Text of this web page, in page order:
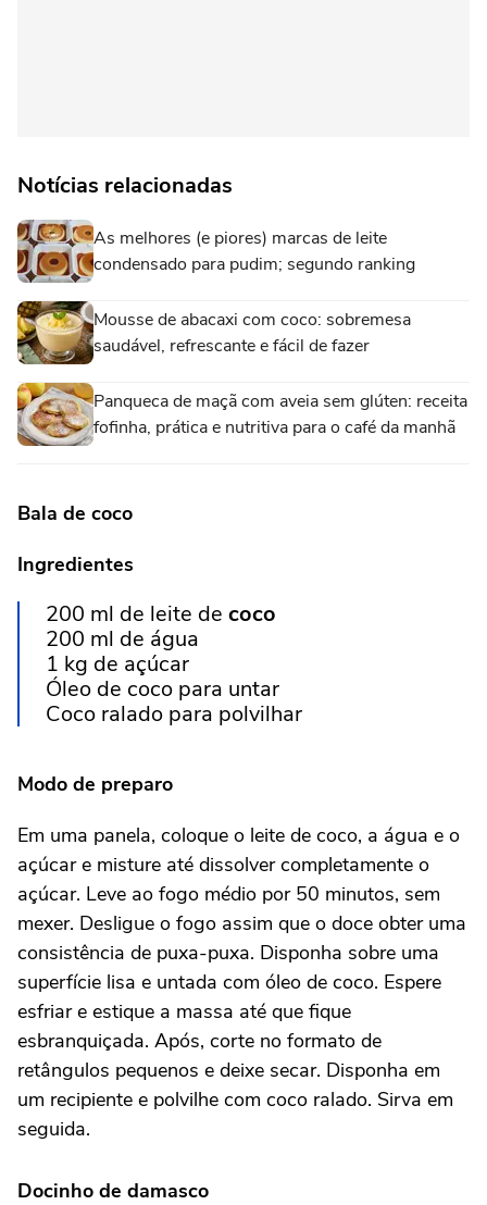
Notícias relacionadas
As melhores (e piores) marcas de leite
condensado para pudim; segundo ranking
Mousse de abacaxi com coco: sobremesa
saudável, refrescante e fácil de fazer
Panqueca de maçã com aveia sem glúten: receita
fofinha, prática e nutritiva para o café da manhã
Bala de coco
Ingredientes
200 ml de leite de coco
200 ml de água
1 kg de açúcar
Óleo de coco para untar
Coco ralado para polvilhar
Modo de preparo
Em uma panela, coloque o leite de coco, a água e o
açúcar e misture até dissolver completamente o
açúcar. Leve ao fogo médio por 50 minutos, sem
mexer. Desligue o fogo assim que o doce obter uma
consistência de puxa-puxa. Disponha sobre uma
superfície lisa e untada com óleo de coco. Espere
esfriar e estique a massa até que fique
esbranquiçada. Após, corte no formato de
retângulos pequenos e deixe secar. Disponha em
um recipiente e polvilhe com coco ralado. Sirva em
seguida.
Docinho de damasco